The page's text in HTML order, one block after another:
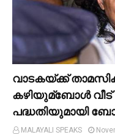
വാടകയ്ക്ക്
കഴിയുമ്ബോള്‍
പദ്ധതിയുമായി
MALAYALI SPEAKS